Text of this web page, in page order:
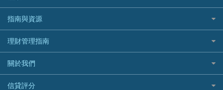
WeLab Bank
WeLend 貸款
自駕遊比較
相機有得保
專為孕婦設計的最佳旅遊保險
最佳滑雪旅遊保險
最適合BB的旅遊保險
HSBC滙豐銀行
MSIG 三井住友
Prudential 保誠
QBE 昆士蘭
WeBull微牛證券
漲樂全球通｜華泰國際
OSL
華盛証券好唔好？
漲樂全球通好唔好？
IB盈透證券好唔好？
盈立證券 uSMART 好唔好？
Stashaway好唔好？
什麼是ETF？
香港30大高息股排行
黃金ETF懶人包
最值得注意的比特幣ETF
選股策略：五步調查攻略
尊尚銀行戶口
Citi Plus
中信銀行inMotion
Airwallex銀行
定期存款
港元定存
人民幣定存
美元定存
英鎊定存
指南與資源
理財資訊
識慳識賺
債務管理
投資理財
理財管理指南
常用相關詞彙
MoneyHero電子報
關於我們
服務承諾
信貸評分